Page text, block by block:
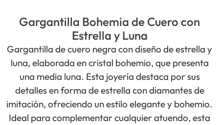
Gargantilla Bohemia de Cuero con
Estrella y Luna
Gargantilla de cuero negra con diseño de estrella y
luna, elaborada en cristal bohemio, que presenta
una media luna. Esta joyería destaca por sus
detalles en forma de estrella con diamantes de
imitación, ofreciendo un estilo elegante y bohemio.
Ideal para complementar cualquier atuendo, esta